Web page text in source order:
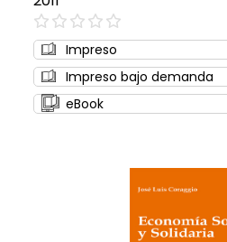
0%
Impreso
Impreso bajo demanda
eBook